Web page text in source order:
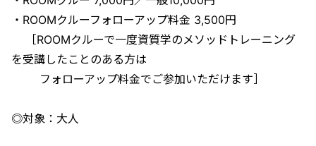
・ROOMクルーフォローアップ料金 3,500円
［ROOMクルーで一度資質学のメソッドトレーニング
を受講したことのある方は
フォローアップ料金でご参加いただけます］
◎対象：大人